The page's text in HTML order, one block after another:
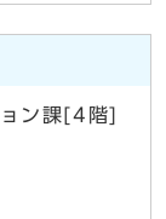
ン課[4階]